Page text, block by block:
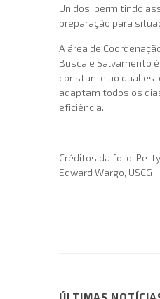
Unidos, permitindo
preparação para
A área de
Busca e Salvamento
constante ao qual
adaptam todos os
eficiência.
Créditos da foto:
Edward Wargo, USCG